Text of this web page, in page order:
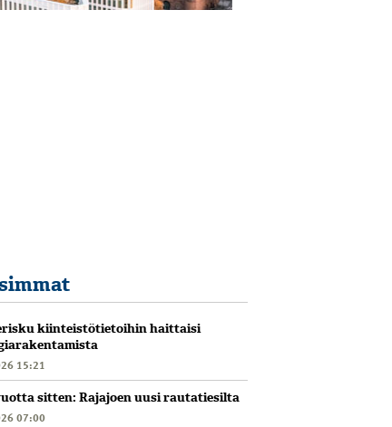
kiinteistötietoihin haittaisi
15:21
sitten: Rajajoen uusi rautatiesilta
07:00